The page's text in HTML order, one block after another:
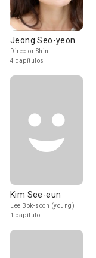
Jeong Seo-yeon
Director Shin
4 capítulos
Kim See-eun
Lee Bok-soon (young)
1 capítulo